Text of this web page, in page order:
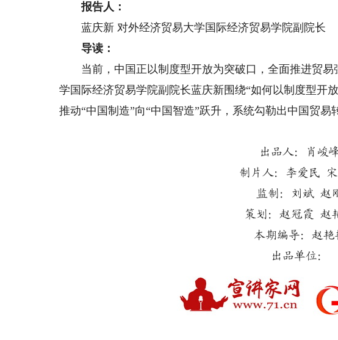
报告人：
蓝庆新 对外经济贸易大学国际经济贸易学院副院长
导读：
当前，中国正以制度型开放为突破口，全面推进贸易
学国际经济贸易学院副院长蓝庆新围绕“如何以制度型开
推动“中国制造”向“中国智造”跃升，系统勾勒出中国贸易
出品人：肖峻
制片人：李爱民
监制：刘斌 赵
策划：赵冠霞 赵
本期编导：赵艳
出品单位：